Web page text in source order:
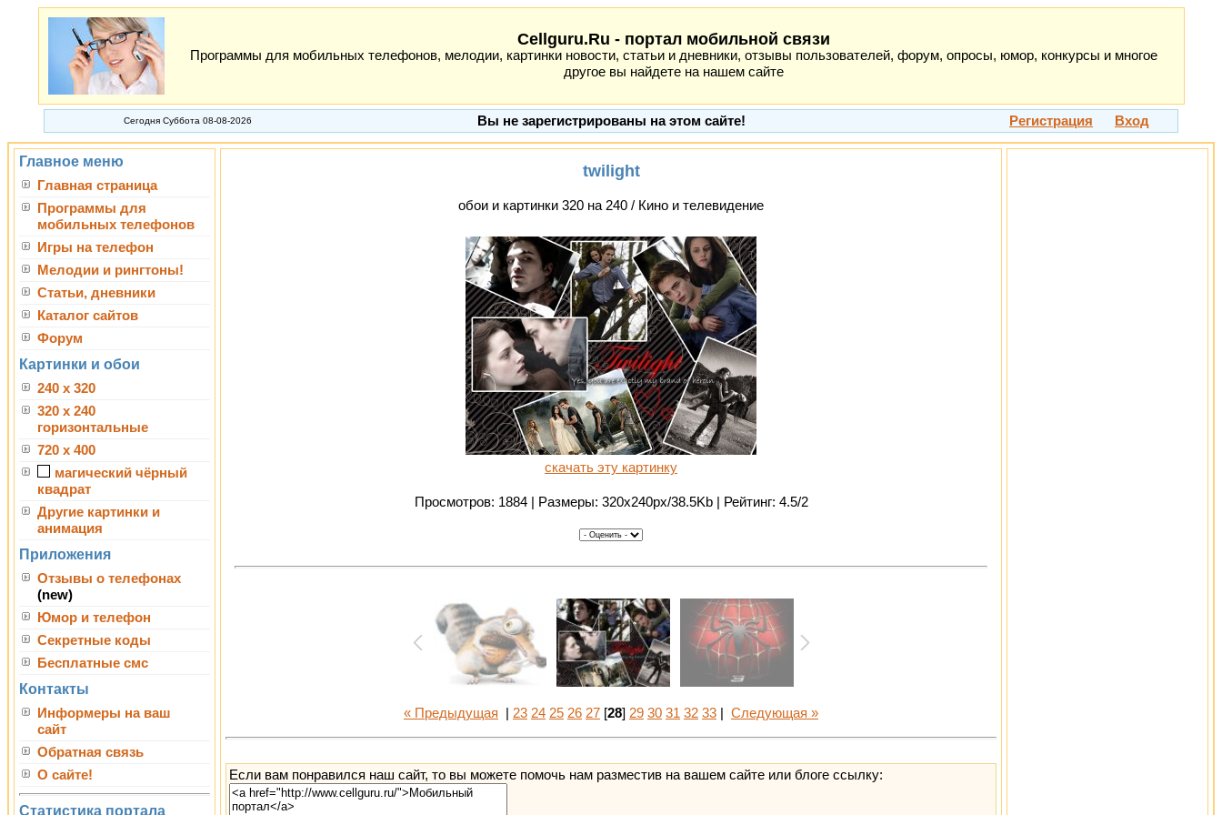
Cellguru.Ru - портал мобильной связи
Программы для мобильных телефонов, мелодии, картинки новости, статьи и дневники, отзывы пользователей, форум, опросы, юмор, конкурсы и многое
другое вы найдете на нашем сайте
Сегодня Суббота 08-08-2026 Вы не зарегистрированы на этом сайте! Регистрация Вход
Главное меню
Главная страница
Программы для
мобильных телефонов
Игры на телефон
Мелодии и рингтоны!
Статьи, дневники
Каталог сайтов
Форум
Картинки и обои
240 x 320
320 x 240
горизонтальные
720 x 400
магический чёрный
квадрат
Другие картинки и
анимация
Приложения
Отзывы о телефонах
(new)
Юмор и телефон
Секретные коды
Бесплатные смс
Контакты
Информеры на ваш
сайт
Обратная связь
О сайте!
Статистика портала
twilight
обои и картинки 320 на 240 / Кино и телевидение
скачать эту картинку
Просмотров: 1884 | Размеры: 320x240px/38.5Kb | Рейтинг: 4.5/2
« Предыдущая 23 24 25 26 27 [28] 29 30 31 32 33 Следующая »
Если вам понравился наш сайт, то вы можете помочь нам разместив на вашем сайте или блоге ссылку: